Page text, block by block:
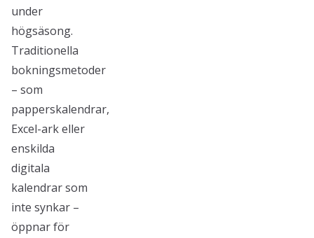
under
högsäsong.
Traditionella
bokningsmetoder
– som
papperskalendrar,
Excel-ark eller
enskilda
digitala
kalendrar som
inte synkar –
öppnar för